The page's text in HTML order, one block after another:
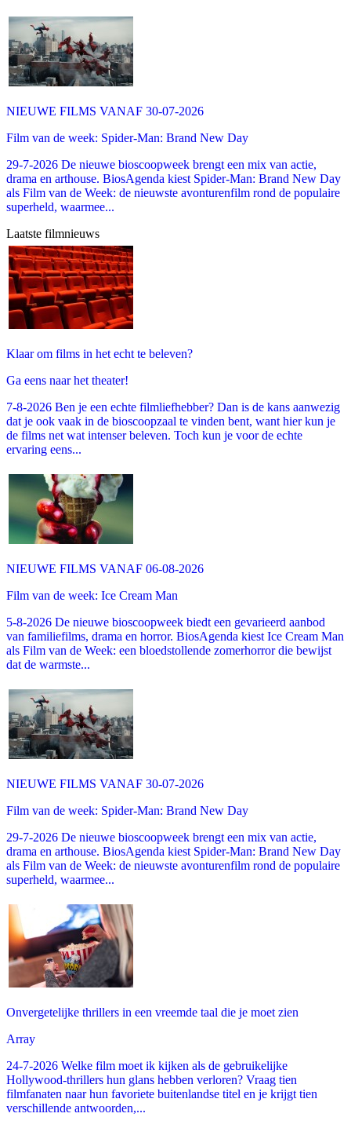
NIEUWE FILMS VANAF 30-07-2026
Film van de week: Spider-Man: Brand New Day
29-7-2026 De nieuwe bioscoopweek brengt een mix van actie,
drama en arthouse. BiosAgenda kiest Spider-Man: Brand New Day
als Film van de Week: de nieuwste avonturenfilm rond de populaire
superheld, waarmee...
Laatste filmnieuws
Klaar om films in het echt te beleven?
Ga eens naar het theater!
7-8-2026 Ben je een echte filmliefhebber? Dan is de kans aanwezig
dat je ook vaak in de bioscoopzaal te vinden bent, want hier kun je
de films net wat intenser beleven. Toch kun je voor de echte
ervaring eens...
NIEUWE FILMS VANAF 06-08-2026
Film van de week: Ice Cream Man
5-8-2026 De nieuwe bioscoopweek biedt een gevarieerd aanbod
van familiefilms, drama en horror. BiosAgenda kiest Ice Cream Man
als Film van de Week: een bloedstollende zomerhorror die bewijst
dat de warmste...
NIEUWE FILMS VANAF 30-07-2026
Film van de week: Spider-Man: Brand New Day
29-7-2026 De nieuwe bioscoopweek brengt een mix van actie,
drama en arthouse. BiosAgenda kiest Spider-Man: Brand New Day
als Film van de Week: de nieuwste avonturenfilm rond de populaire
superheld, waarmee...
Onvergetelijke thrillers in een vreemde taal die je moet zien
Array
24-7-2026 Welke film moet ik kijken als de gebruikelijke
Hollywood-thrillers hun glans hebben verloren? Vraag tien
filmfanaten naar hun favoriete buitenlandse titel en je krijgt tien
verschillende antwoorden,...